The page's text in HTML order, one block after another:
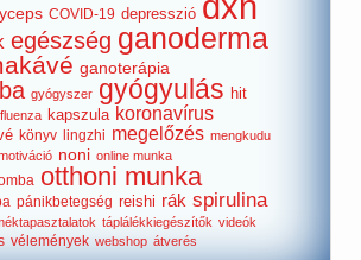
COVID-19 depresszió
egészség ganoderma
ganoterápia
gyógyszer gyógyulás hit
kapszula koronavírus
könyv lingzhi megelőzés mengkudu
noni online munka
otthoni munka
pánikbetegség reishi rák spirulina
táplálékkiegészítők videók
vélemények webshop átverés